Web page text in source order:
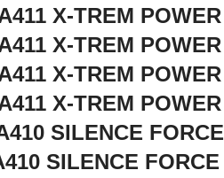
X-TREM POWER
X-TREM POWER
X-TREM POWER
X-TREM POWER
SILENCE FORCE
SILENCE FORCE